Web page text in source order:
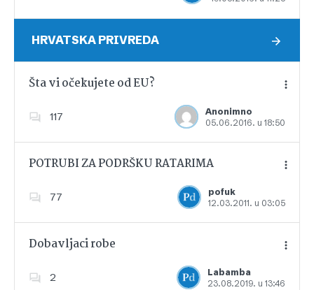
HRVATSKA PRIVREDA
Šta vi očekujete od EU?
117
Anonimno
05.06.2016. u 18:50
Dodajte u favorite
POTRUBI ZA PODRŠKU RATARIMA
77
pofuk
12.03.2011. u 03:05
Dodajte u favorite
Dobavljaci robe
2
Labamba
23.08.2019. u 13:46
Dodajte u favorite